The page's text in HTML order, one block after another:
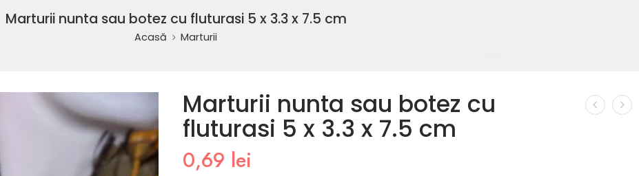
Marturii nunta sau botez cu fluturasi 5 x 3.3 x 7.5 cm
Acasă Marturii
Marturii nunta sau botez cu
fluturasi 5 x 3.3 x 7.5 cm
0,69 lei